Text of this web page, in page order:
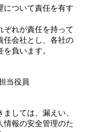
ついて責任を有す
ぞれが責任を持って
任会社とし、各社の
負います。
当役員
しては、漏えい、
情報の安全管理のた